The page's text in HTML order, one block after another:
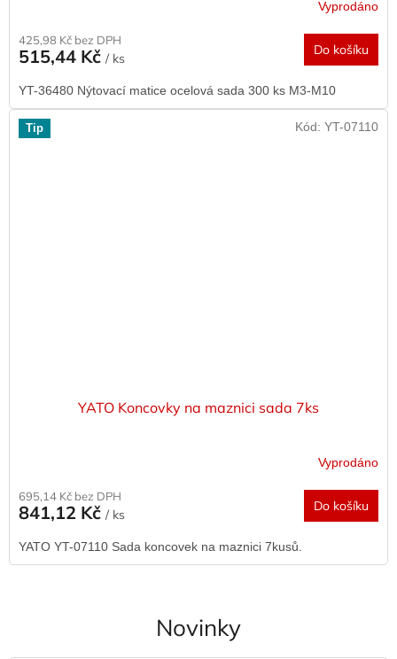
Vyprodáno
425,98 Kč bez DPH
515,44 Kč / ks
Do košíku
YT-36480 Nýtovací matice ocelová sada 300 ks M3-M10
Tip
YATO Koncovky na maznici sada 7ks
Vyprodáno
695,14 Kč bez DPH
841,12 Kč / ks
Do košíku
YATO YT-07110 Sada koncovek na maznici 7kusů.
Kód: YT-07110
Novinky